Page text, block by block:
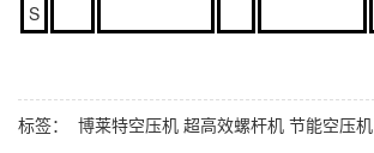
S
标签： 博莱特空压机 超高效螺杆机 节能空压机